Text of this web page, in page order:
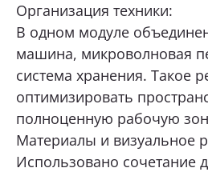
Организация техники:
В одном модуле
машина, микроволновая
система хранения. Такое
оптимизировать
полноценную рабочую
Материалы и визуальное
Использовано сочетание